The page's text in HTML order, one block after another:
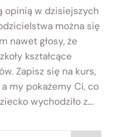
opinią w dzisiejszych
można się
nawet głosy, że
kształcące
Zapisz się na kurs,
my pokażemy Ci, co
wychodziło z...